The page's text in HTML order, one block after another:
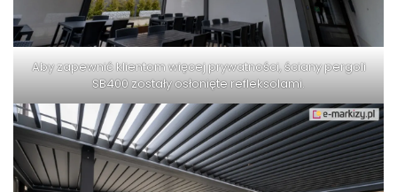
Aby zapewnić klientom więcej prywatności, ściany pergoli
SB400 zostały osłonięte refleksolami.